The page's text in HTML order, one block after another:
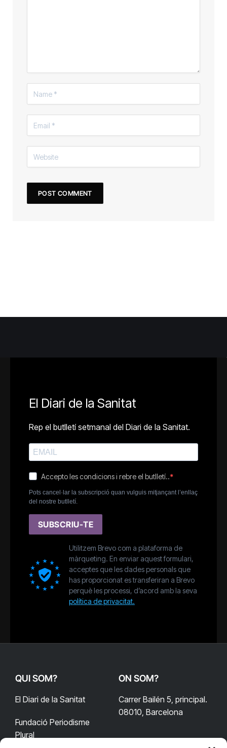
El Diari de la Sanitat
Rep el butlletí setmanal del Diari de la Sanitat.
Accepto les condicions i rebre el butlletí..
Pots cancel·lar la subscripció quan vulguis mitjançant l’enllaç
del nostre butlletí.
SUBSCRIU-TE
Utilitzem Brevo com a plataforma de
màrqueting. En enviar aquest formulari,
acceptes que les dades personals que
has proporcionat es transferiran a Brevo
perquè les processi, d’acord amb la seva
política de privacitat.
QUI SOM?
El Diari de la Sanitat
Fundació Periodisme
Plural
ON SOM?
Carrer Bailén 5, principal.
08010, Barcelona